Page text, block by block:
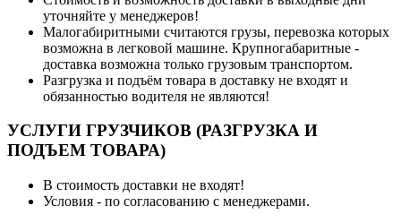
уточняйте у менеджеров!
Малогабиритными считаются грузы, перевозка которых
возможна в легковой машине. Крупногабаритные -
доставка возможна только грузовым транспортом.
Разгрузка и подъём товара в доставку не входят и
обязанностью водителя не являются!
УСЛУГИ ГРУЗЧИКОВ (РАЗГРУЗКА И
ПОДЪЕМ ТОВАРА)
В стоимость доставки не входят!
Условия - по согласованию с менеджерами.